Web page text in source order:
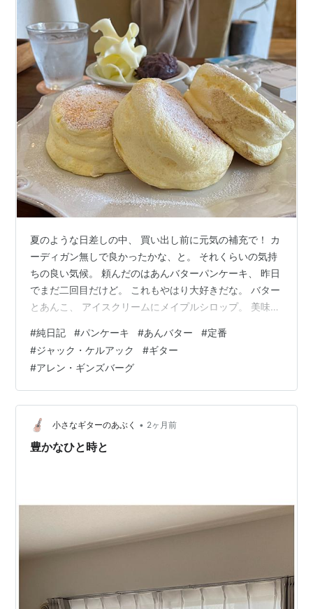
夏のような日差しの中、 買い出し前に元気の補充で！ カ
ーディガン無しで良かったかな、と。 それくらいの気持
ちの良い気候。 頼んだのはあんバターパンケーキ、 昨日
でまだ二回目だけど。 これもやはり大好きだな。 バター
とあんこ、 アイスクリームにメイプルシロップ。 美味し
い。 持参したのは ケルアック、オンザロードの新訳。
暑くなる時期に読むのが また最高なんだよなぁ。 ケルア
ックも自分には、 安定の定番であり、 安心のいつもの味
わいであり。 自分にとっての定番があること。 何気にあ
りがたいなぁ、、と思ったりも。 パンケーキなら。 リル
カフェさん…
#純日記 #パンケーキ #あんバター #定番
#ジャック・ケルアック #ギター
#アレン・ギンズバーグ
小さなギターのあぶく • 2ヶ月前
豊かなひと時と